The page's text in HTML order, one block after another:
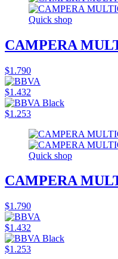
Quick shop
CAMPERA
$1.790
$1.432
$1.253
Quick shop
CAMPERA
$1.790
$1.432
$1.253